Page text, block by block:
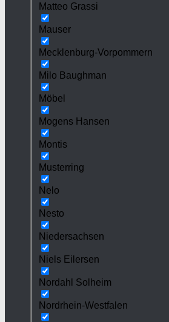
Matteo Grassi
Mauser
Mecklenburg-Vorpommern
Milo Baughman
Möbel
Mogens Hansen
Montis
Musterring
Nelo
Nesto
Niedersachsen
Niels Eilersen
Nordahl Solheim
Nordrhein-Westfalen